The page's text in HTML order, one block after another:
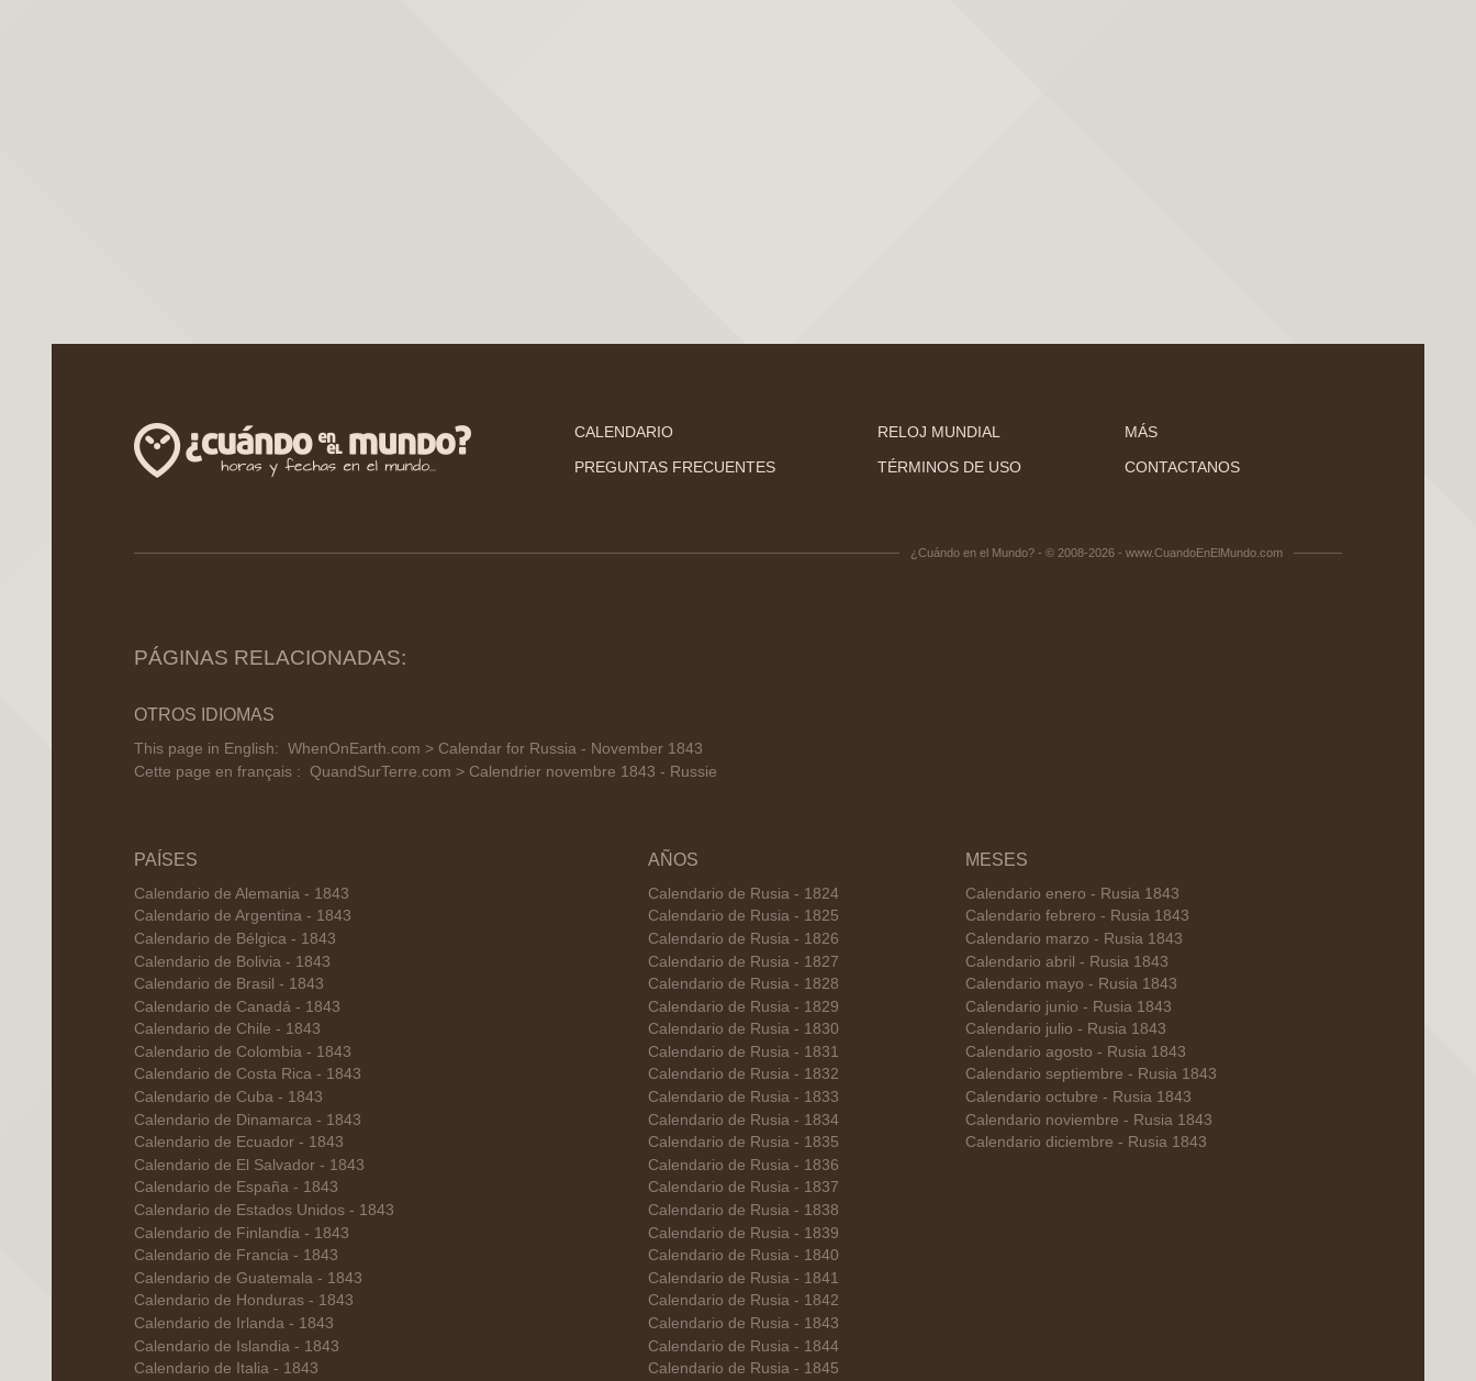
CALENDARIO RELOJ MUNDIAL
MÁS
PREGUNTAS FRECUENTES
TÉRMINOS DE USO CONTACTANOS
¿Cuándo en el Mundo? - © 2008-2026 - www.CuandoEnElMundo.com
PÁGINAS RELACIONADAS:
OTROS IDIOMAS
This page in English: WhenOnEarth.com > Calendar for Russia - November 1843
Cette page en français : QuandSurTerre.com > Calendrier novembre 1843 - Russie
PAÍSES
Calendario de Alemania - 1843
Calendario de Argentina - 1843
Calendario de Bélgica - 1843
Calendario de Bolivia - 1843
Calendario de Brasil - 1843
Calendario de Canadá - 1843
Calendario de Chile - 1843
Calendario de Colombia - 1843
Calendario de Costa Rica - 1843
Calendario de Cuba - 1843
Calendario de Dinamarca - 1843
Calendario de Ecuador - 1843
Calendario de El Salvador - 1843
Calendario de España - 1843
Calendario de Estados Unidos - 1843
Calendario de Finlandia - 1843
Calendario de Francia - 1843
Calendario de Guatemala - 1843
Calendario de Honduras - 1843
Calendario de Irlanda - 1843
Calendario de Islandia - 1843
Calendario de Italia - 1843
AÑOS
Calendario de Rusia - 1824
Calendario de Rusia - 1825
Calendario de Rusia - 1826
Calendario de Rusia - 1827
Calendario de Rusia - 1828
Calendario de Rusia - 1829
Calendario de Rusia - 1830
Calendario de Rusia - 1831
Calendario de Rusia - 1832
Calendario de Rusia - 1833
Calendario de Rusia - 1834
Calendario de Rusia - 1835
Calendario de Rusia - 1836
Calendario de Rusia - 1837
Calendario de Rusia - 1838
Calendario de Rusia - 1839
Calendario de Rusia - 1840
Calendario de Rusia - 1841
Calendario de Rusia - 1842
Calendario de Rusia - 1843
Calendario de Rusia - 1844
Calendario de Rusia - 1845
MESES
Calendario enero - Rusia 1843
Calendario febrero - Rusia 1843
Calendario marzo - Rusia 1843
Calendario abril - Rusia 1843
Calendario mayo - Rusia 1843
Calendario junio - Rusia 1843
Calendario julio - Rusia 1843
Calendario agosto - Rusia 1843
Calendario septiembre - Rusia 1843
Calendario octubre - Rusia 1843
Calendario noviembre - Rusia 1843
Calendario diciembre - Rusia 1843